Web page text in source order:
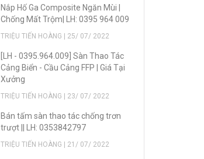
Nắp Hố Ga Composite Ngăn Mùi |
Chống Mất Trộm| LH: 0395 964 009
TRIỆU TIẾN HOÀNG | 25/ 07/ 2022
[LH - 0395.964.009] Sàn Thao Tác
Cảng Biển - Cầu Cảng FFP | Giá Tại
Xưởng
TRIỆU TIẾN HOÀNG | 23/ 07/ 2022
Bán tấm sàn thao tác chống trơn
trượt || LH: 0353842797
TRIỆU TIẾN HOÀNG | 21/ 07/ 2022